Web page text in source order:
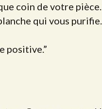
coin de votre pièce.
qui vous purifie.
positive.”